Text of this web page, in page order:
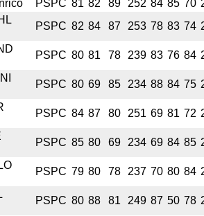
PSPC 81 82 89 252 84 85 70
PSPC 82 84 87 253 78 83 74
PSPC 80 81 78 239 83 76 84
PSPC 80 69 85 234 88 84 75
PSPC 84 87 80 251 69 81 72
PSPC 85 80 69 234 69 84 85
PSPC 79 80 78 237 70 80 84
PSPC 80 88 81 249 87 50 78